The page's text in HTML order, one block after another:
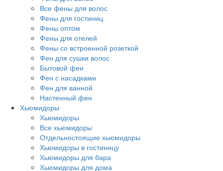
Все фены для волос
Фены для гостиниц
Фены оптом
Фены для отелей
Фены со встроенной розеткой
Фен для сушки волос
Бытовой фен
Фен с насадками
Фен для ванной
Настенный фен
Хьюмидоры
Хьюмидоры
Все хьюмидоры
Отдельностоящие хьюмидоры
Хьюмидоры в гостиницу
Хьюмидоры для бара
Хьюмидоры для дома